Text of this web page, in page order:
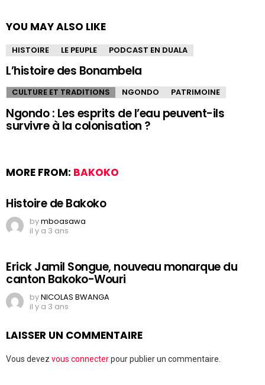
YOU MAY ALSO LIKE
HISTOIRE LE PEUPLE PODCAST EN DUALA
L’histoire des Bonambela
CULTURE ET TRADITIONS NGONDO PATRIMOINE
Ngondo : Les esprits de l’eau peuvent-ils
survivre à la colonisation ?
MORE FROM: BAKOKO
Histoire de Bakoko
bymboasawa
il y a 3 ans
Erick Jamil Songue, nouveau monarque du
canton Bakoko-Wouri
byNICOLAS BWANGA
il y a 3 ans
LAISSER UN COMMENTAIRE
Vous devez vous connecterpour publier un commentaire.